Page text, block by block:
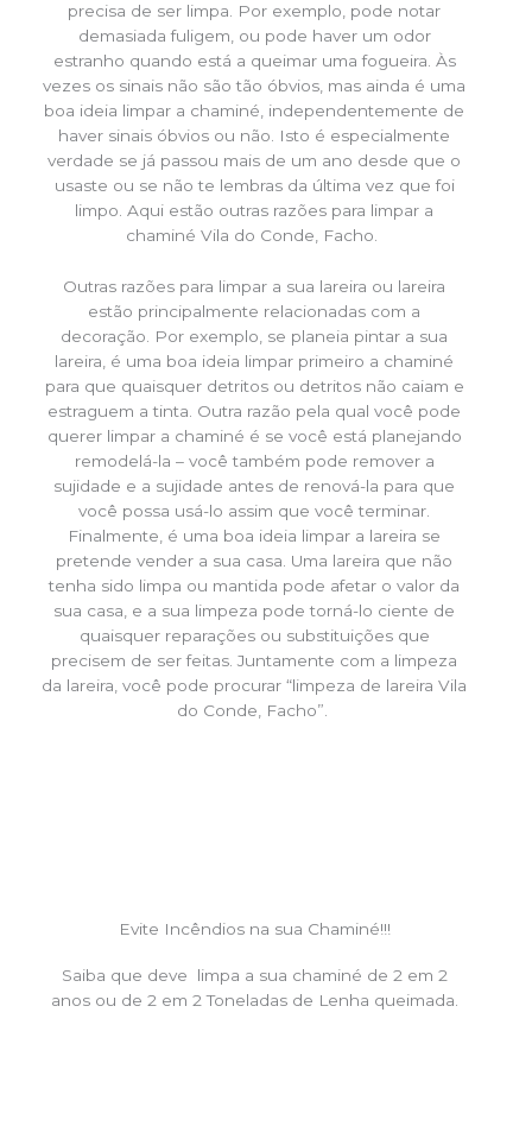
precisa de ser limpa. Por exemplo, pode notar
demasiada fuligem, ou pode haver um odor
estranho quando está a queimar uma fogueira. Às
vezes os sinais não são tão óbvios, mas ainda é uma
boa ideia limpar a chaminé, independentemente de
haver sinais óbvios ou não. Isto é especialmente
verdade se já passou mais de um ano desde que o
usaste ou se não te lembras da última vez que foi
limpo. Aqui estão outras razões para limpar a
chaminé Vila do Conde, Facho.
Outras razões para limpar a sua lareira ou lareira
estão principalmente relacionadas com a
decoração. Por exemplo, se planeia pintar a sua
lareira, é uma boa ideia limpar primeiro a chaminé
para que quaisquer detritos ou detritos não caiam e
estraguem a tinta. Outra razão pela qual você pode
querer limpar a chaminé é se você está planejando
remodelá-la – você também pode remover a
sujidade e a sujidade antes de renová-la para que
você possa usá-lo assim que você terminar.
Finalmente, é uma boa ideia limpar a lareira se
pretende vender a sua casa. Uma lareira que não
tenha sido limpa ou mantida pode afetar o valor da
sua casa, e a sua limpeza pode torná-lo ciente de
quaisquer reparações ou substituições que
precisem de ser feitas. Juntamente com a limpeza
da lareira, você pode procurar “limpeza de lareira Vila
do Conde, Facho”.
Evite Incêndios na sua Chaminé!!!
Saiba que deve limpa a sua chaminé de 2 em 2
anos ou de 2 em 2 Toneladas de Lenha queimada.